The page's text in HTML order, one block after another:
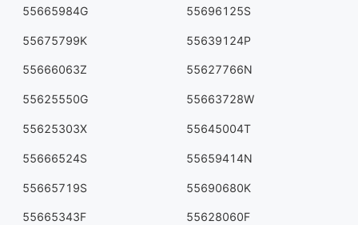
55665984G 55696125S
55675799K 55639124P
55666063Z 55627766N
55625550G 55663728W
55625303X 55645004T
55666524S 55659414N
55665719S 55690680K
55665343F 55628060F